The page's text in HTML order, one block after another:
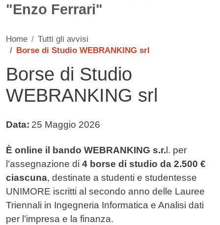
"Enzo Ferrari"
Home
Tutti gli avvisi
Borse di Studio WEBRANKING srl
Borse di Studio
WEBRANKING srl
Data: 25 Maggio 2026
Testo avviso
È online il bando WEBRANKING s.r. l. per
l’assegnazione di 4 borse di studio da 2.500 €
ciascuna, destinate a studenti e studentesse
UNIMORE iscritti al secondo anno delle Lauree
Triennali in Ingegneria Informatica e Analisi dati
per l’impresa e la finanza.